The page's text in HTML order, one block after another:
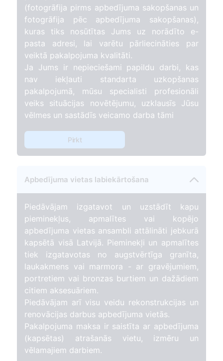
(fotogrāfija pirms apbedījuma sakopšanas un
fotogrāfija pēc apbedījuma sakopšanas),
kuras tiks nosūtītas Jums uz norādīto e-
pasta adresi, lai varētu pārliecināties par
veiktā pakalpojuma kvalitāti.
Ja Jums ir nepieciešami papildu darbi, kas
nav iekļauti standarta uzkopšanas
pakalpojumā, mūsu specialisti profesionāli
veiks situācijas novētējumu, uzklausīs Jūsu
vēlmes un sastādīs veicamo darba tāmi
Pirkt
Apbedījuma vietas labiekārtošana
Piedāvājam izgatavot un uzstādīt kapu
pieminekļus, apmalītes vai kopējo
apbedījuma vietas ansambli attālināti jebkurā
kapsētā visā Latvijā. Pieminekļi un apmalītes
tiek izgatavotas no augstvērtīga granīta,
laukakmens vai marmora - ar gravējumiem,
portretiem vai bronzas burtiem un dažādiem
citiem aksesuāriem.
Piedāvājam arī visu veidu rekonstrukcijas un
renovācijas darbus apbedījuma vietās.
Pakalpojuma maksa ir saistīta ar apbedījuma
(kapsētas) atrašanās vietu, izmēru un
vēlamajiem darbiem.